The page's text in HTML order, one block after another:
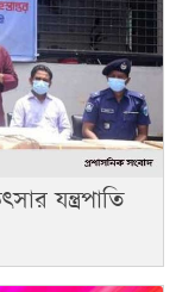
যন্ত্রপাতি